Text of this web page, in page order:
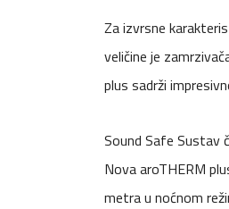
Za izvrsne
veličine je
plus sadrži
Sound Safe Sustav
Nova aroTHERM
metra u noćnom